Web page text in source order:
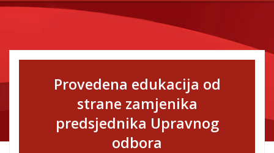
Provedena edukacija od
strane zamjenika
predsjednika Upravnog
odbora